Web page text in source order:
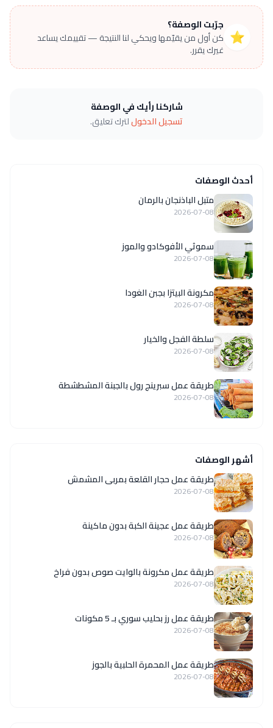
⭐
جرّبت الوصفة؟
كن أول من يقيّمها ويحكي لنا النتيجة — تقييمك يساعد
غيرك يقرر.
شاركنا رأيك في الوصفة
تسجيل الدخوللترك تعليق.
أحدث الوصفات
متبل الباذنجان بالرمان
2026-07-08
سموثي الأفوكادو والموز
2026-07-08
مكرونة البيتزا بجبن الغودا
2026-07-08
سلطة الفجل والخيار
2026-07-08
طريقة عمل سبرينج رول بالجبنة المشطشطة
2026-07-08
أشهر الوصفات
طريقة عمل حجار القلعة بمربى المشمش
2026-07-08
طريقة عمل عجينة الكبة بدون ماكينة
2026-07-08
طريقة عمل مكرونة بالوايت صوص بدون فراخ
2026-07-08
طريقة عمل رز بحليب سوري بـ 5 مكونات
2026-07-08
طريقة عمل المحمرة الحلبية بالجوز
2026-07-08